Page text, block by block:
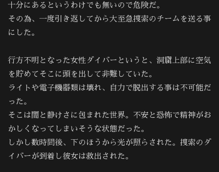
十分にあるというわけでも無いので危険だ。
その為、一度引き返してから大至急捜索のチームを送る事
にした。
行方不明となった女性ダイバーというと、洞窟上部に空気
を貯めてそこに頭を出して非難していた。
ライトや電子機器類は壊れ、自力で脱出する事は不可能だ
った。
そこは闇と静けさに包まれた世界。不安と恐怖で精神がお
かしくなってしまいそうな状態だった。
しかし数時間後、下のほうから光が照らされた。捜索のダ
イバーが到着し彼女は救出された。